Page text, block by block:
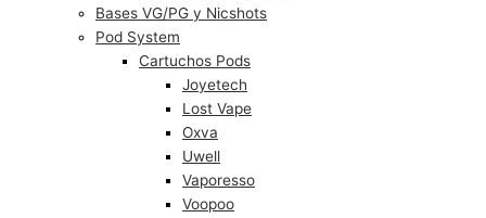
Bases VG/PG y Nicshots
Pod System
Cartuchos Pods
Joyetech
Lost Vape
Oxva
Uwell
Vaporesso
Voopoo